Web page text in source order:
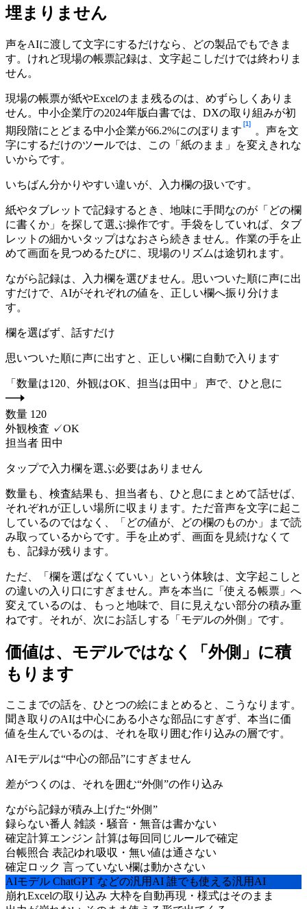
埋まりません
声をAIに渡して文字にするだけなら、どの製品でもできま
す。けれど現場の帳票記録は、文字起こしだけでは終わりま
せん。
現場の帳票が紙やExcelのまま残るのは、めずらしくありま
せん。中小企業庁の2024年版白書では、DXの取り組みが初
期段階にとどまる中小企業が66.2%にのぼります
[1]
。声を文
字にするだけのツールでは、この「紙のまま」を変えきれな
いからです。
いちばん分かりやすい違いが、入力欄の扱いです。
紙やタブレットで記録するとき、地味に手間なのが「どの欄
に書くか」を探して選ぶ操作です。手袋をしていれば、タブ
レットの細かいタップはなおさら続きません。作業の手を止
めて画面を見つめるたびに、現場のリズムは途切れます。
ながら記録は、入力欄を選びません。思いついた順に声に出
すだけで、AIがそれぞれの値を、正しい欄へ振り分けま
す。
欄を選ばず、話すだけ
思いついた順に声に出すと、正しい欄に自動で入ります
「数量は120、外観はOK、担当は田中」 声で、ひと息に
数量 120
外観検査 ✓OK
担当者 田中
タップで入力欄を選ぶ必要はありません
数量も、検査結果も、担当者も、ひと息にまとめて話せば、
それぞれが正しい場所に収まります。ただ音声を文字に起こ
しているのではなく、「どの値が、どの欄のものか」まで読
み取っているからです。手を止めず、画面を見続けなくて
も、記録が残ります。
ただ、「欄を選ばなくていい」という体験は、文字起こしと
の違いの入り口にすぎません。声を本当に「使える帳票」へ
変えているのは、もっと地味で、目に見えない部分の積み重
ねです。それが、次にお話しする「モデルの外側」です。
価値は、モデルではなく「外側」に積
もります
ここまでの話を、ひとつの絵にまとめると、こうなります。
聞き取りのAIは中心にある小さな部品にすぎず、本当に価
値を生んでいるのは、それを取り囲む作り込みの層です。
AIモデルは“中心の部品”にすぎません
差がつくのは、それを囲む“外側”の作り込み
ながら記録が積み上げた“外側”
録らない番人 雑談・騒音・無音は書かない
確定計算エンジン 計算は毎回同じルールで確定
台帳照合 表記ゆれ吸収・無い値は通さない
確定ロック 言っていない欄は動かさない
AIモデル ChatGPT などの汎用AI 誰でも使える汎用AI
崩れExcelの取り込み 大枠を自動再現・様式はそのまま